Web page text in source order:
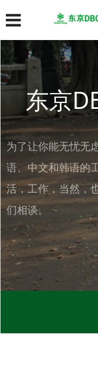
东京
为了让你能无忧无
语、中文和韩语的
活，工作，当然，
们相谈。